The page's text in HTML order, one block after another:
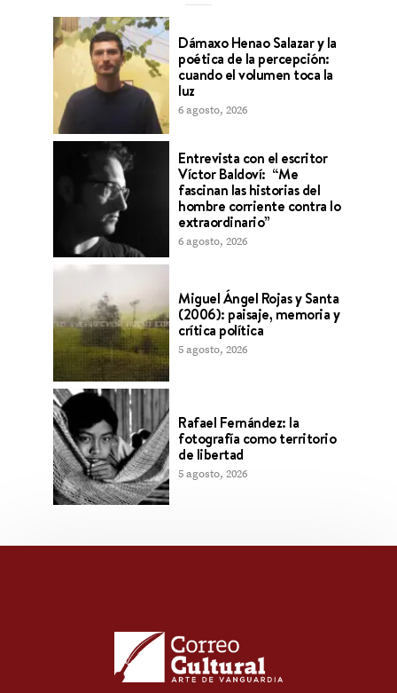
Dámaxo Henao Salazar y la
poética de la percepción:
cuando el volumen toca la
luz
6 agosto, 2026
Entrevista con el escritor
Víctor Baldoví: “Me
fascinan las historias del
hombre corriente contra lo
extraordinario”
6 agosto, 2026
Miguel Ángel Rojas y Santa
(2006): paisaje, memoria y
crítica política
5 agosto, 2026
Rafael Fernández: la
fotografía como territorio
de libertad
5 agosto, 2026